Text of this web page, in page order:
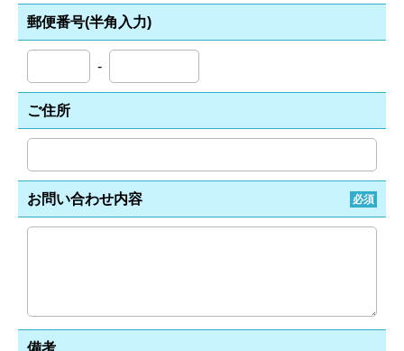
郵便番号(半角入力)
-
ご住所
お問い合わせ内容 必須
備考